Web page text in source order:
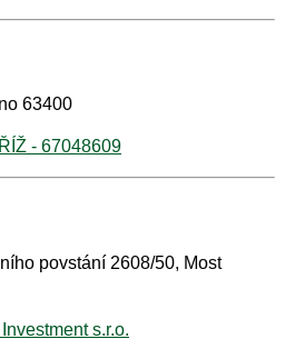
63400
- 67048609
povstání 2608/50, Most
s.r.o.